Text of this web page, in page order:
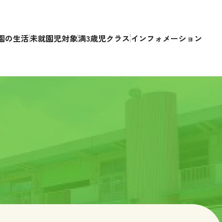
の生活未就園児対象満3歳児クラス インフォメーション